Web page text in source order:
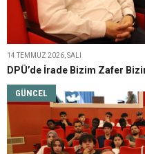
14 TEMMUZ 2026, SALI
DPÜ’de İrade Bizim Zafer
GÜNCEL